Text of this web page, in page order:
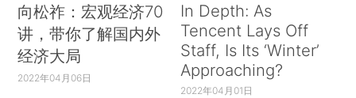
向松祚：宏观经济70
讲，带你了解国内外
经济大局
2022年04月06日
In Depth: As
Tencent Lays Off
Staff, Is Its ‘Winter’
Approaching?
2022年04月01日